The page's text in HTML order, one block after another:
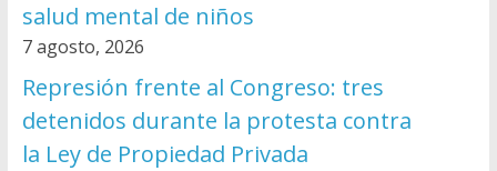
salud mental de niños
7 agosto, 2026
Represión frente al Congreso: tres
detenidos durante la protesta contra
la Ley de Propiedad Privada